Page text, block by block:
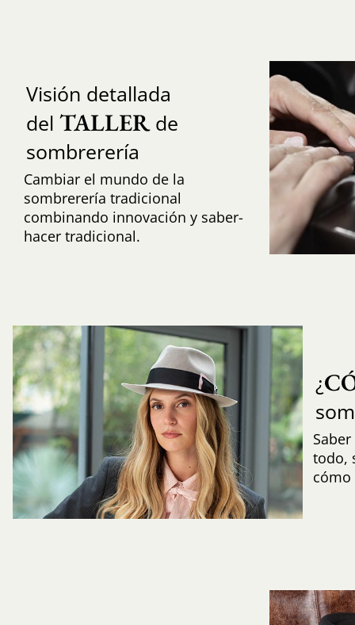
Visión detallada
del TALLERde
sombrerería
Cambiar el mundo de la
sombrerería tradicional
combinando innovación y saber-
hacer tradicional.
¿
todo,
cómo